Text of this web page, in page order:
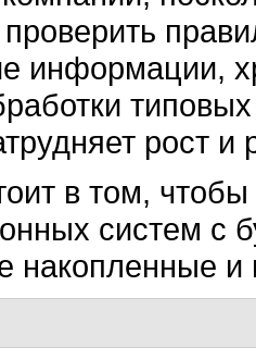
информации,
рост и
в том,
систем с
накопленные